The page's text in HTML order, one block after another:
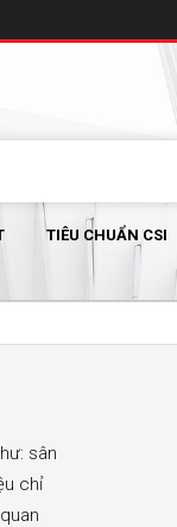
TIÊU CHUẨN CSI
sân
chỉ